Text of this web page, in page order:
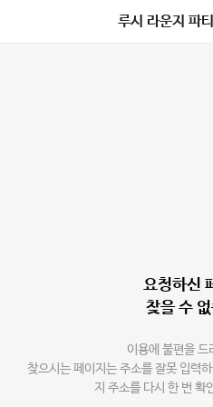
루시 라운지 파
요청하신
찾을 수
이용에 불편을 드
찾으시는 페이지는 주소를 잘못 입력
지 주소를 다시 한 번 확